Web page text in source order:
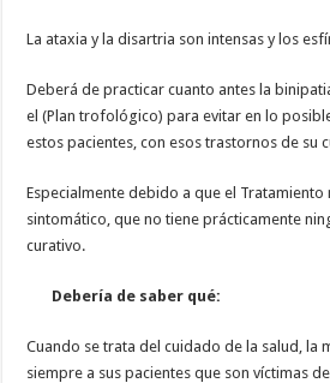
La ataxia y la disartria son intensas y los
Deberá de practicar cuanto antes la
el (Plan trofológico) para evitar en lo
estos pacientes, con esos trastornos de su
Especialmente debido a que el
sintomático, que no tiene prácticamente
curativo.
Debería de saber qué:
Cuando se trata del cuidado de la salud, la
siempre a sus pacientes que son víctimas